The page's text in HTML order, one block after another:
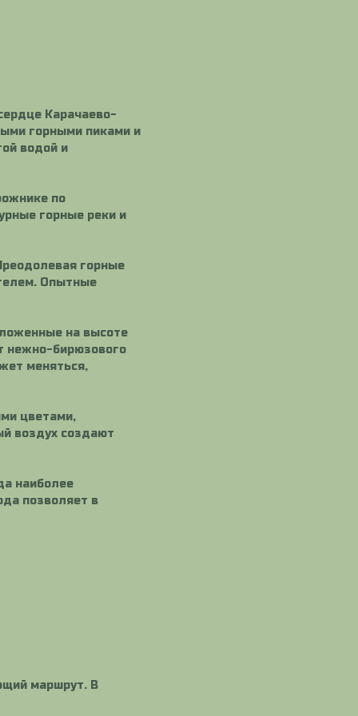
Карачаево-
горными пиками и
водой и
по
горные реки и
горные
Опытные
на высоте
нежно-бирюзового
меняться,
цветами,
воздух создают
наиболее
позволяет в
маршрут. В